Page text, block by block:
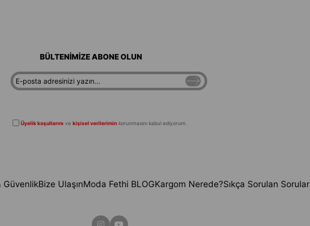
BÜLTENİMİZE ABONE OLUN
Üyelik koşullarını ve kişisel verileriminkorunmasını kabul ediyorum.
GüvenlikBize UlaşınModa Fethi BLOGKargom Nerede?Sıkça Sorulan Sorular